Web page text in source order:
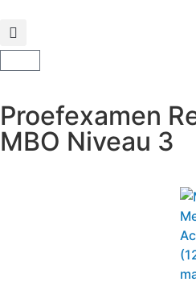
Proefexamen
MBO Niveau 3